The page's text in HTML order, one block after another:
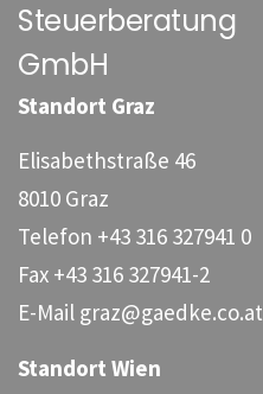
Steuerberatung
GmbH
Standort Graz
Elisabethstraße 46
8010 Graz
Telefon +43 316 327941 0
Fax +43 316 327941-2
E-Mail graz@gaedke.co.at
Standort Wien